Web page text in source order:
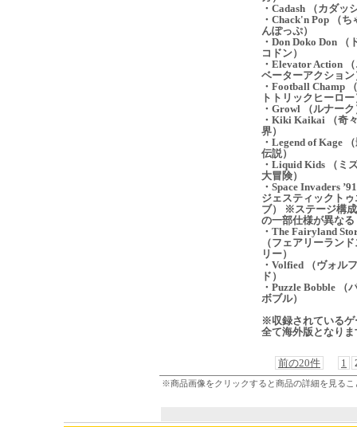
・Cadash （カダッ
・Chack'n Pop （ち
んぽっぷ）
・Don Doko Don （
コドン）
・Elevator Action
ベーターアクション
・Football Champ
トトリックヒーロー
・Growl （ルナーク
・Kiki Kaikai （奇
界）
・Legend of Kage
伝説）
・Liquid Kids （ミ
大冒険）
・Space Invaders
ジェスティックトゥ
ブ） ※ステージ構
の一部仕様が異なる
・The Fairyland
（フェアリーラン
リー）
・Volfied （ヴォル
ド）
・Puzzle Bobble （
ボブル）
※収録されているゲ
全て海外版となりま
前の20件 1
※商品画像をクリックすると商品の詳細を見るこ